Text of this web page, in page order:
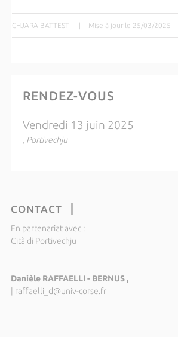
CHJARA BATTESTI | Mise à jour le 25/03/2025
RENDEZ-VOUS
Vendredi 13 juin 2025
, Portivechju
CONTACT
En partenariat avec :
Cità di Portivechju
Danièle RAFFAELLI - BERNUS ,
raffaelli_d@univ-corse.fr